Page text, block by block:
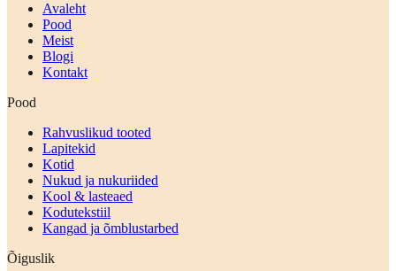
Avaleht
Pood
Meist
Blogi
Kontakt
Pood
Rahvuslikud tooted
Lapitekid
Kotid
Nukud ja nukuriided
Kool & lasteaed
Kodutekstiil
Kangad ja õmblustarbed
Õiguslik